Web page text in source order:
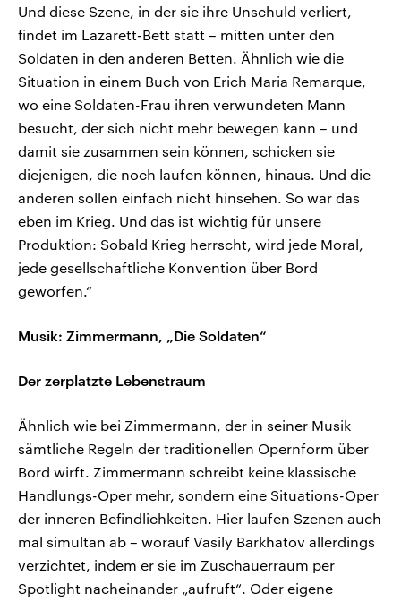
Und diese Szene, in der sie ihre Unschuld verliert,
findet im Lazarett-Bett statt – mitten unter den
Soldaten in den anderen Betten. Ähnlich wie die
Situation in einem Buch von Erich Maria Remarque,
wo eine Soldaten-Frau ihren verwundeten Mann
besucht, der sich nicht mehr bewegen kann – und
damit sie zusammen sein können, schicken sie
diejenigen, die noch laufen können, hinaus. Und die
anderen sollen einfach nicht hinsehen. So war das
eben im Krieg. Und das ist wichtig für unsere
Produktion: Sobald Krieg herrscht, wird jede Moral,
jede gesellschaftliche Konvention über Bord
geworfen.“
Musik: Zimmermann, „Die Soldaten“
Der zerplatzte Lebenstraum
Ähnlich wie bei Zimmermann, der in seiner Musik
sämtliche Regeln der traditionellen Opernform über
Bord wirft. Zimmermann schreibt keine klassische
Handlungs-Oper mehr, sondern eine Situations-Oper
der inneren Befindlichkeiten. Hier laufen Szenen auch
mal simultan ab – worauf Vasily Barkhatov allerdings
verzichtet, indem er sie im Zuschauerraum per
Spotlight nacheinander „aufruft“. Oder eigene